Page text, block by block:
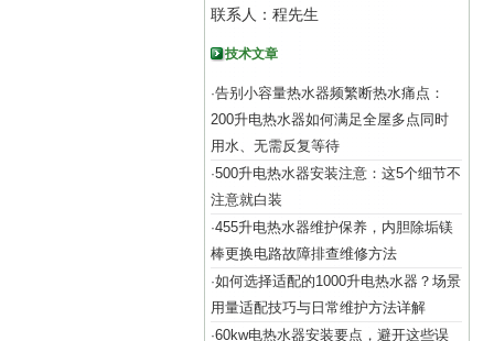
联系人：程先生
技术文章
·告别小容量热水器频繁断热水痛点：
200升电热水器如何满足全屋多点同时
用水、无需反复等待
·500升电热水器安装注意：这5个细节不
注意就白装
·455升电热水器维护保养，内胆除垢镁
棒更换电路故障排查维修方法
·如何选择适配的1000升电热水器？场景
用量适配技巧与日常维护方法详解
·60kw电热水器安装要点，避开这些误